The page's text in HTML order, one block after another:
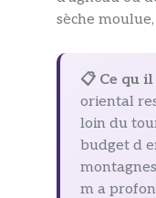
sèche
📋 Ce qu
oriental
loin du
budget d
m a